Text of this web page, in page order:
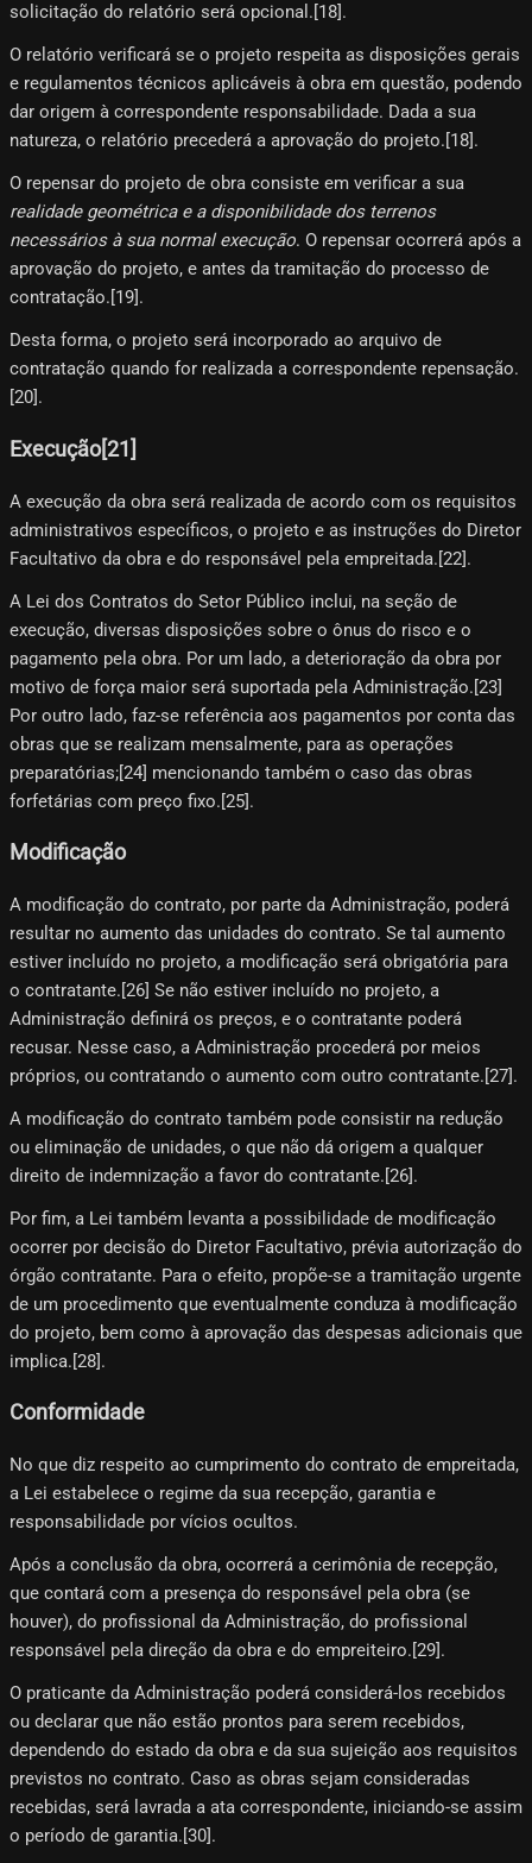
solicitação do relatório será opcional.[18]​.
O relatório verificará se o projeto respeita as disposições gerais
e regulamentos técnicos aplicáveis ​​à obra em questão, podendo
dar origem à correspondente responsabilidade. Dada a sua
natureza, o relatório precederá a aprovação do projeto.[18]​.
O repensar do projeto de obra consiste em verificar a sua
realidade geométrica e a disponibilidade dos terrenos
necessários à sua normal execução. O repensar ocorrerá após a
aprovação do projeto, e antes da tramitação do processo de
contratação.[19]​.
Desta forma, o projeto será incorporado ao arquivo de
contratação quando for realizada a correspondente repensação.
[20]​.
Execução[21]​
A execução da obra será realizada de acordo com os requisitos
administrativos específicos, o projeto e as instruções do Diretor
Facultativo da obra e do responsável pela empreitada.[22]​.
A Lei dos Contratos do Setor Público inclui, na seção de
execução, diversas disposições sobre o ônus do risco e o
pagamento pela obra. Por um lado, a deterioração da obra por
motivo de força maior será suportada pela Administração.[23]​
Por outro lado, faz-se referência aos pagamentos por conta das
obras que se realizam mensalmente, para as operações
preparatórias;[24]​ mencionando também o caso das obras
forfetárias com preço fixo.[25]​.
Modificação
A modificação do contrato, por parte da Administração, poderá
resultar no aumento das unidades do contrato. Se tal aumento
estiver incluído no projeto, a modificação será obrigatória para
o contratante.[26]​ Se não estiver incluído no projeto, a
Administração definirá os preços, e o contratante poderá
recusar. Nesse caso, a Administração procederá por meios
próprios, ou contratando o aumento com outro contratante.[27]​.
A modificação do contrato também pode consistir na redução
ou eliminação de unidades, o que não dá origem a qualquer
direito de indemnização a favor do contratante.[26]​.
Por fim, a Lei também levanta a possibilidade de modificação
ocorrer por decisão do Diretor Facultativo, prévia autorização do
órgão contratante. Para o efeito, propõe-se a tramitação urgente
de um procedimento que eventualmente conduza à modificação
do projeto, bem como à aprovação das despesas adicionais que
implica.[28]​.
Conformidade
No que diz respeito ao cumprimento do contrato de empreitada,
a Lei estabelece o regime da sua recepção, garantia e
responsabilidade por vícios ocultos.
Após a conclusão da obra, ocorrerá a cerimônia de recepção,
que contará com a presença do responsável pela obra (se
houver), do profissional da Administração, do profissional
responsável pela direção da obra e do empreiteiro.[29]​.
O praticante da Administração poderá considerá-los recebidos
ou declarar que não estão prontos para serem recebidos,
dependendo do estado da obra e da sua sujeição aos requisitos
previstos no contrato. Caso as obras sejam consideradas
recebidas, será lavrada a ata correspondente, iniciando-se assim
o período de garantia.[30]​.